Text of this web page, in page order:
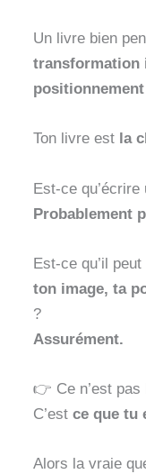
Un livre bien
transformation
Ton livre est la
Est-ce
Probablement
Est-ce qu’il peut
ton image, ta
?
Assurément.
👉 Ce n’est pas
C’est ce que tu
Alors la vraie